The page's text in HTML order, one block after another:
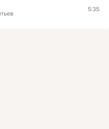
5:35